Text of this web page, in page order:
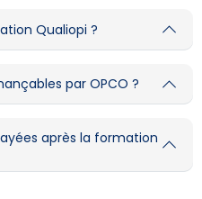
Qualiopi ?
par OPCO ?
après la formation